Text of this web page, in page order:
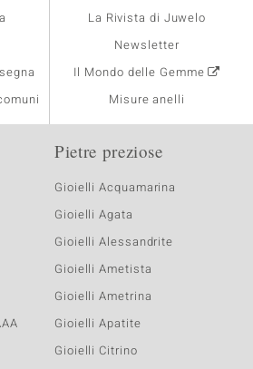
La Rivista di Juwelo
Newsletter
Il Mondo delle Gemme
Misure anelli
Pietre preziose
Gioielli Acquamarina
Gioielli Agata
Gioielli Alessandrite
Gioielli Ametista
Gioielli Ametrina
Gioielli Apatite
Gioielli Citrino